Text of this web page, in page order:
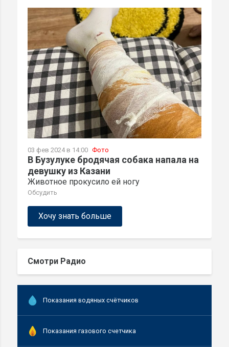
03 фев 2024 в 14:00 Фото
В Бузулуке бродячая собака напала на
девушку из Казани
Животное прокусило ей ногу
Обсудить
Хочу знать больше
Смотри Радио
Показания водяных счётчиков
Показания газового счетчика